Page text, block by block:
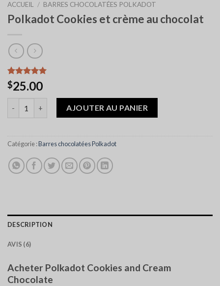
ACCUEIL / BARRES CHOCOLATÉES POLKADOT
Polkadot Cookies et crème au chocolat
Noté 5.00
sur 5 basé
sur
6
notations
$25.00
quantité de Polkadot Cookies and Cream Chocolate
AJOUTER AU PANIER
Catégorie :Barres chocolatées Polkadot
DESCRIPTION
AVIS (6)
Acheter Polkadot Cookies and Cream
Chocolate